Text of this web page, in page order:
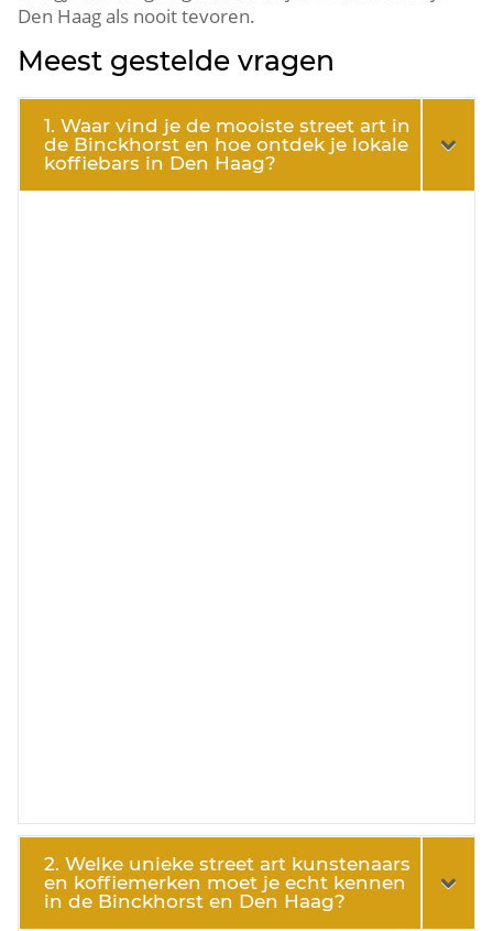
Den Haag als nooit tevoren.​
Meest gestelde vragen
1. Waar vind je de mooiste street art in
de Binckhorst en hoe ontdek je lokale
koffiebars in Den Haag?
2. Welke unieke street art kunstenaars
en koffiemerken moet je echt kennen
in de Binckhorst en Den Haag?